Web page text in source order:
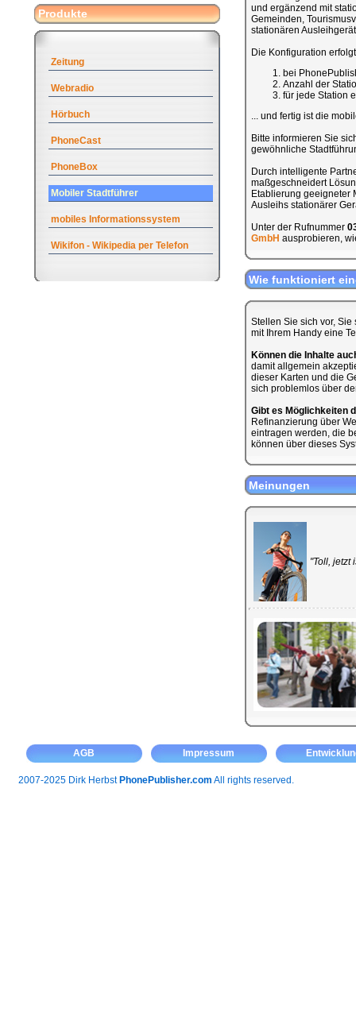
Produkte
Zeitung
Webradio
Hörbuch
PhoneCast
PhoneBox
Mobiler Stadtführer
mobiles Informationssystem
Wikifon - Wikipedia per Telefon
und ergänzend mit
Gemeinden,
stationären
Die Konfiguration
bei
Anzahl der
für jede Station
... und fertig ist die
Bitte informieren Sie
gewöhnliche
Durch intelligente
maßgeschneidert
Etablierung geeigneter
Ausleihs stationärer
Unter der Rufnummer
GmbH ausprobieren,
Wie funktioniert
Stellen Sie sich vor,
mit Ihrem Handy eine
Können die Inhalte
damit allgemein
dieser Karten und die
sich problemlos über
Gibt es Möglichkeiten
Refinanzierung über
eintragen werden, die
können über dieses
Meinungen
"Toll, jetzt
AGB Impressum
2007-2025 Dirk Herbst PhonePublisher.com All rights reserved.